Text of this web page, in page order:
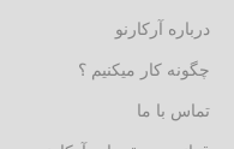
درباره آرکارنو
چگونه کار میکنیم ؟
تماس با ما